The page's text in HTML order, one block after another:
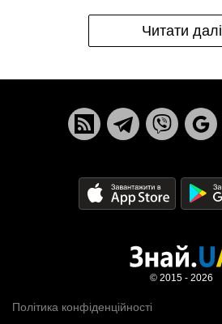
Читати далі
Політика конфіденційності
© 2015 - 2026